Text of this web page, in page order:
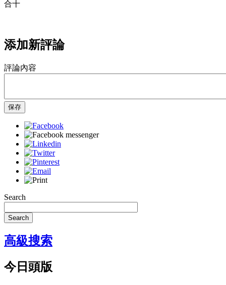
合十
添加新評論
評論內容
保存
Search
Search
高級搜索
今日頭版